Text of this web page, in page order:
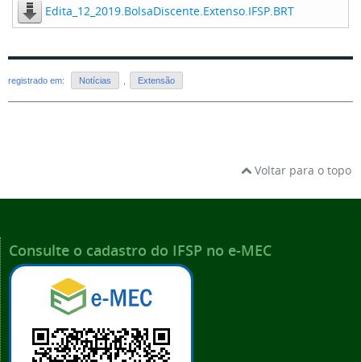
Edita_12_2019.BolsaDiscente.Extenso.IFSP.BRT
registrado em: Notícias Extensão
Voltar para o topo
Consulte o cadastro do IFSP no e-MEC